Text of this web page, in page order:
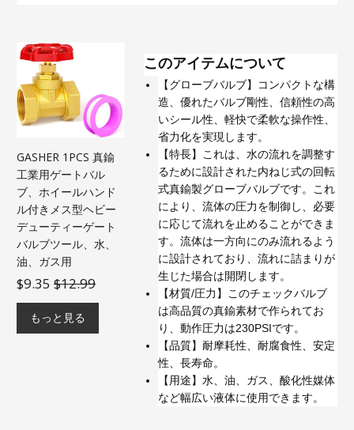
GASHER 1PCS 真鍮
工業用ゲートバル
ブ、ホイールハンド
ル付きメス型ヘビー
デューティーゲート
バルブツール、水、
油、ガス用
$9.35 $12.99
もっと見る
このアイテムについて
【グローブバルブ】コンパクトな構
造、優れたバルブ剛性、信頼性の高
いシール性、軽快で柔軟な操作性、
省力化を実現します。
【特長】これは、水の流れを調整す
るために設計された内ねじ式の回転
式真鍮製グローブバルブです。これ
により、流体の圧力を制御し、必要
に応じて流れを止めることができま
す。流体は一方向にのみ流れるよう
に設計されており、流れに詰まりが
生じた場合は開閉します。
【材質/圧力】このチェックバルブ
は高品質の真鍮素材で作られてお
り、動作圧力は230PSIです。
【品質】耐摩耗性、耐腐食性、安定
性、長寿命。
【用途】水、油、ガス、酸化性媒体
など幅広い液体に使用できます。